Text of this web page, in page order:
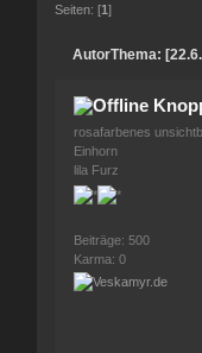
Seiten: [1]
AutorThema:
rosafarbenes
Einhorn
lila Furz
Beiträge: 500
Karma: 0